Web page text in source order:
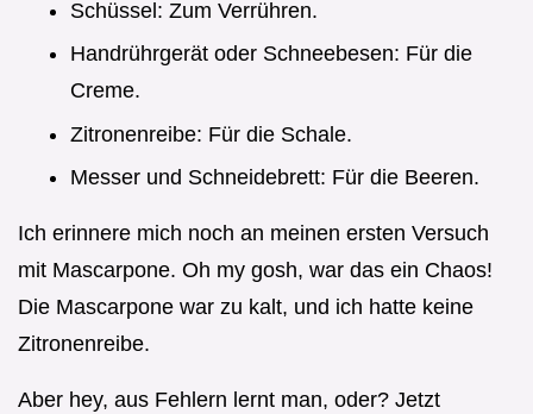
Schüssel: Zum Verrühren.
Handrührgerät oder Schneebesen: Für die
Creme.
Zitronenreibe: Für die Schale.
Messer und Schneidebrett: Für die Beeren.
Ich erinnere mich noch an meinen ersten Versuch
mit Mascarpone. Oh my gosh, war das ein Chaos!
Die Mascarpone war zu kalt, und ich hatte keine
Zitronenreibe.
Aber hey, aus Fehlern lernt man, oder? Jetzt